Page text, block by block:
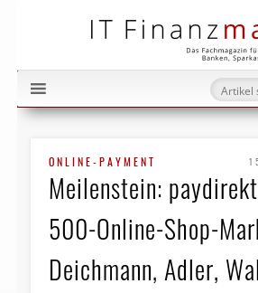
ONLINE-PAYMENT
Meilenstein:
500-Online-Shop-
Deichmann, Adler,